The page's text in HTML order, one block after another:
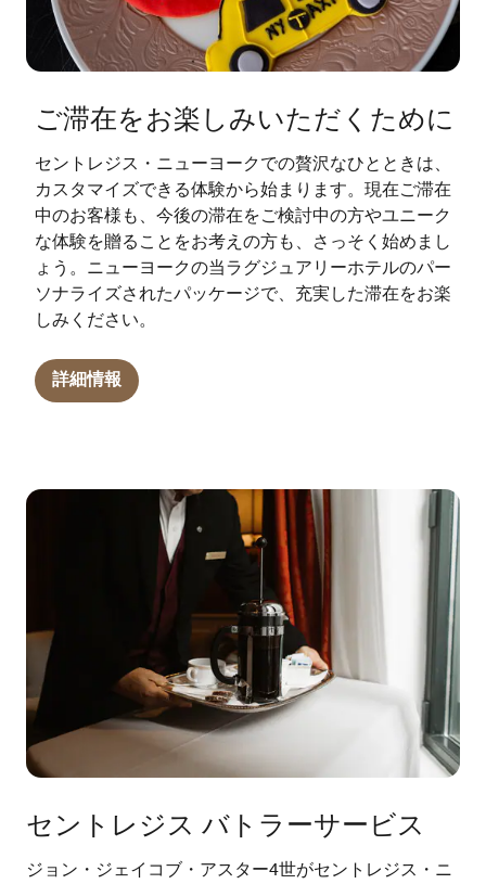
ご滞在をお楽しみいただくために
セントレジス・ニューヨークでの贅沢なひとときは、
カスタマイズできる体験から始まります。現在ご滞在
中のお客様も、今後の滞在をご検討中の方やユニーク
な体験を贈ることをお考えの方も、さっそく始めまし
ょう。ニューヨークの当ラグジュアリーホテルのパー
ソナライズされたパッケージで、充実した滞在をお楽
しみください。
詳細情報
セントレジス バトラーサービス
ジョン・ジェイコブ・アスター4世がセントレジス・ニ